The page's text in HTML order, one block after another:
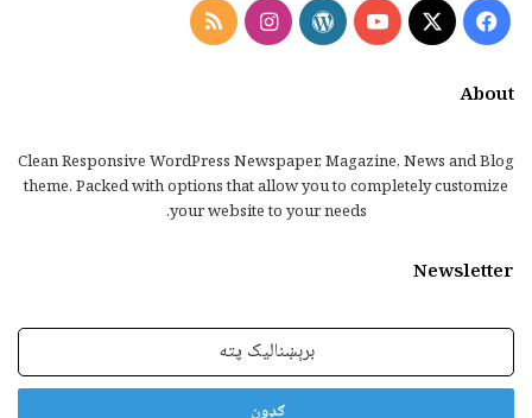
Facebook
X
YouTube
WordPress
Instagram
RSS
About
Clean Responsive WordPress Newspaper, Magazine, News and Blog
theme. Packed with options that allow you to completely customize
your website to your needs.
Newsletter
برېښنالیک